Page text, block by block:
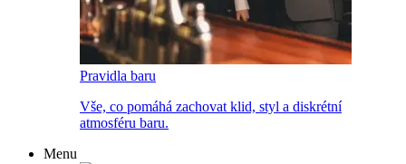
Pravidla baru
Vše, co pomáhá zachovat klid, styl a diskrétní
atmosféru baru.
Menu